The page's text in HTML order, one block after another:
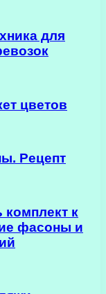
для
цветов
Рецепт
комплект к
фасоны и